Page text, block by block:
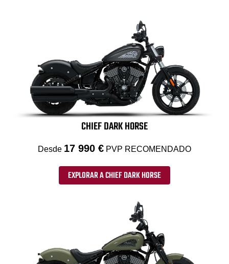
CHIEF DARK HORSE
Desde 17 990 € PVP RECOMENDADO
EXPLORAR A CHIEF DARK HORSE